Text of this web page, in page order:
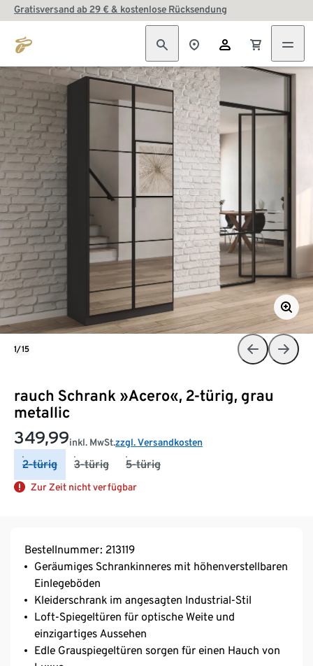
Gratisversand ab 29 € & kostenlose Rücksendung
rauch Schrank »Acero«, 2-türig, grau
metallic
349,99inkl. MwSt.zzgl. Versandkosten
2-türig 3-türig 5-türig
Zur Zeit nicht verfügbar
1/15
Bestellnummer: 213119
Geräumiges Schrankinneres mit höhenverstellbaren
Einlegeböden
Kleiderschrank im angesagten Industrial-Stil
Loft-Spiegeltüren für optische Weite und
einzigartiges Aussehen
Edle Grauspiegeltüren sorgen für einen Hauch von